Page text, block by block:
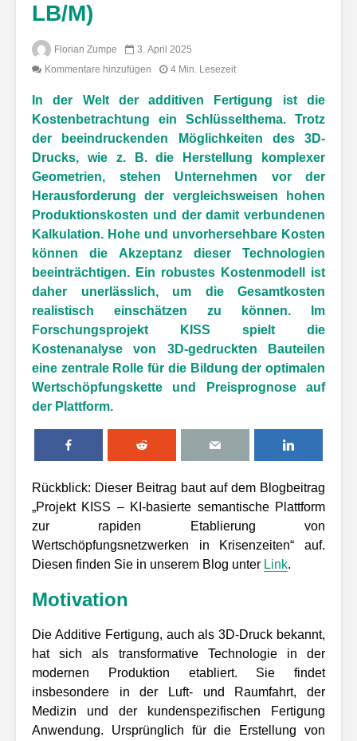
LB/M)
Florian Zumpe
3. April 2025
Kommentare hinzufügen
4 Min. Lesezeit
In der Welt der additiven Fertigung ist die
Kostenbetrachtung ein Schlüsselthema. Trotz
der beeindruckenden Möglichkeiten des 3D-
Drucks, wie z. B. die Herstellung komplexer
Geometrien, stehen Unternehmen vor der
Herausforderung der vergleichsweisen hohen
Produktionskosten und der damit verbundenen
Kalkulation. Hohe und unvorhersehbare Kosten
können die Akzeptanz dieser Technologien
beeinträchtigen. Ein robustes Kostenmodell ist
daher unerlässlich, um die Gesamtkosten
realistisch einschätzen zu können. Im
Forschungsprojekt KISS spielt die
Kostenanalyse von 3D-gedruckten Bauteilen
eine zentrale Rolle für die Bildung der optimalen
Wertschöpfungskette und Preisprognose auf
der Plattform.
Rückblick: Dieser Beitrag baut auf dem Blogbeitrag
„Projekt KISS – KI-basierte semantische Plattform
zur rapiden Etablierung von
Wertschöpfungsnetzwerken in Krisenzeiten“ auf.
Diesen finden Sie in unserem Blog unter Link.
Motivation
Die Additive Fertigung, auch als 3D-Druck bekannt,
hat sich als transformative Technologie in der
modernen Produktion etabliert. Sie findet
insbesondere in der Luft- und Raumfahrt, der
Medizin und der kundenspezifischen Fertigung
Anwendung. Ursprünglich für die Erstellung von